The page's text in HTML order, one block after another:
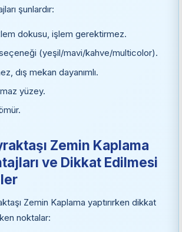
şunlardır:
dokusu, işlem gerektirmez.
(yeşil/mavi/kahve/multicolor).
dış mekan dayanımlı.
yüzey.
Zemin Kaplama
ve Dikkat Edilmesi
Zemin Kaplama yaptırırken dikkat
noktalar: